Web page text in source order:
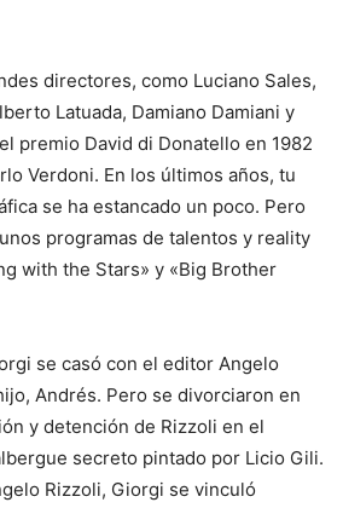
directores, como Luciano Sales,
Latuada, Damiano Damiani y
premio David di Donatello en 1982
Verdoni. En los últimos años, tu
se ha estancado un poco. Pero
programas de talentos y reality
with the Stars» y «Big Brother
se casó con el editor Angelo
Andrés. Pero se divorciaron en
y detención de Rizzoli en el
secreto pintado por Licio Gili.
Rizzoli, Giorgi se vinculó